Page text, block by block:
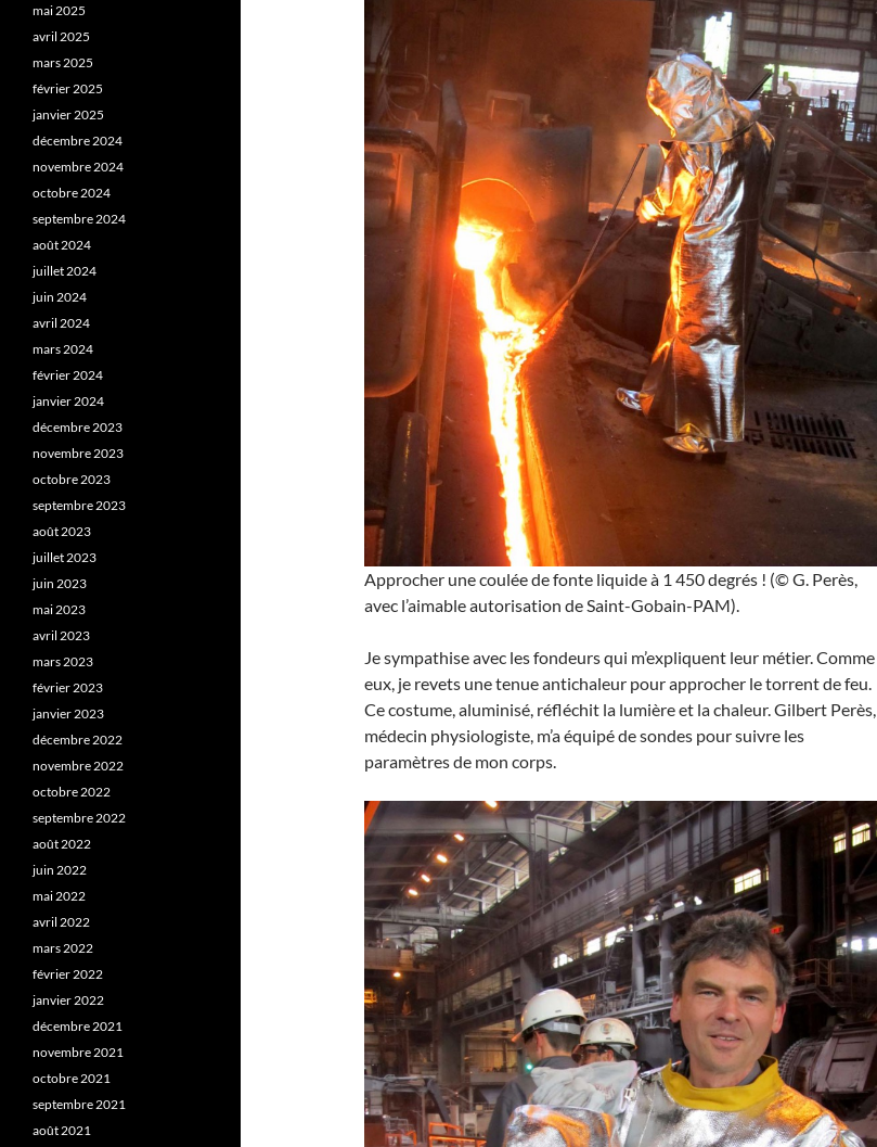
Approcher une coulée de fonte liquide à 1 450 degrés ! (© G. Perès,
avec l’aimable autorisation de Saint-Gobain-PAM).
Je sympathise avec les fondeurs qui m’expliquent leur métier. Comme
eux, je revets une tenue antichaleur pour approcher le torrent de feu.
Ce costume, aluminisé, réfléchit la lumière et la chaleur. Gilbert Perès,
médecin physiologiste, m’a équipé de sondes pour suivre les
paramètres de mon corps.
mai 2025
avril 2025
mars 2025
février 2025
janvier 2025
décembre 2024
novembre 2024
octobre 2024
septembre 2024
août 2024
juillet 2024
juin 2024
avril 2024
mars 2024
février 2024
janvier 2024
décembre 2023
novembre 2023
octobre 2023
septembre 2023
août 2023
juillet 2023
juin 2023
mai 2023
avril 2023
mars 2023
février 2023
janvier 2023
décembre 2022
novembre 2022
octobre 2022
septembre 2022
août 2022
juin 2022
mai 2022
avril 2022
mars 2022
février 2022
janvier 2022
décembre 2021
novembre 2021
octobre 2021
septembre 2021
août 2021